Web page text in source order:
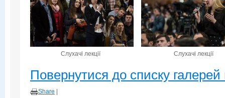
Слухачі лекції Слухачі лекції
Повернутися до списку галерей
Share